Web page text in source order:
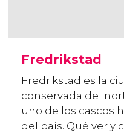
Fredrikstad
Fredrikstad es la
conservada del
uno de los cascos
del país. Qué ver y